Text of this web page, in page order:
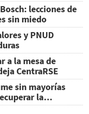
lecciones de
sin miedo
y PNUD
a la mesa de
CentraRSE
sin mayorías
la